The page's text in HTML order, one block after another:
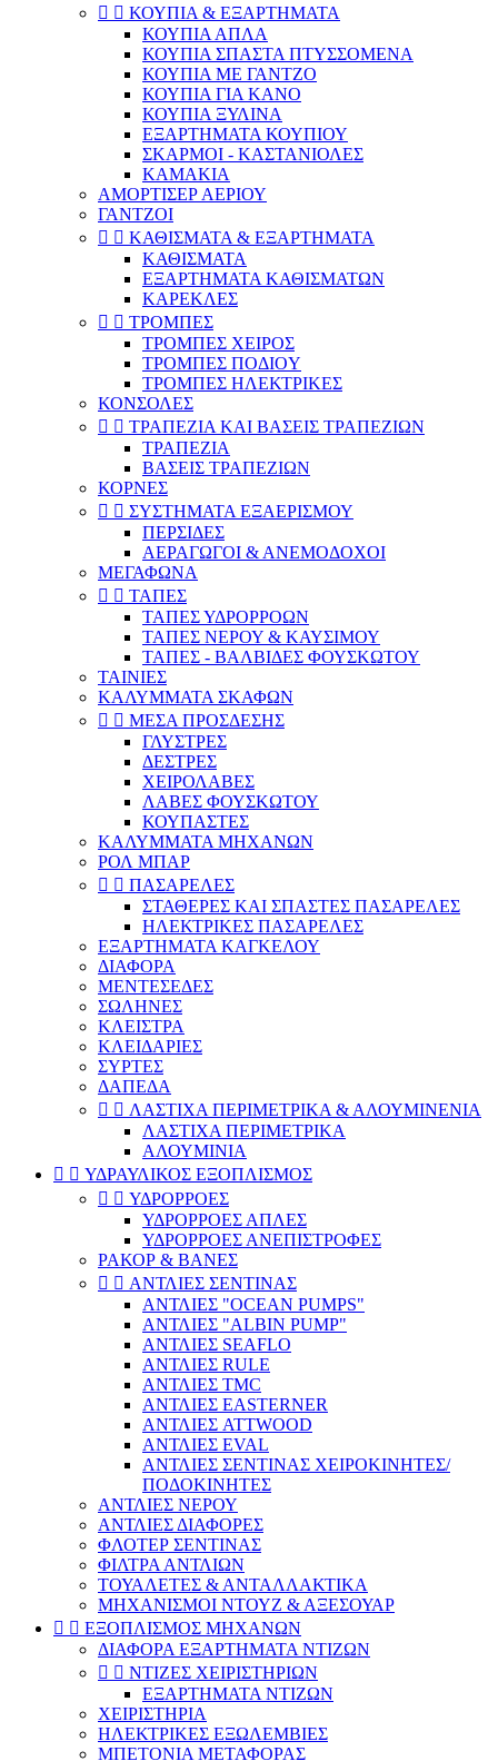
  ΚΟΥΠΙΑ & ΕΞΑΡΤΗΜΑΤΑ
ΚΟΥΠΙΑ ΑΠΛΑ
ΚΟΥΠΙΑ ΣΠΑΣΤΑ ΠΤΥΣΣΟΜΕΝΑ
ΚΟΥΠΙΑ ΜΕ ΓΑΝΤΖΟ
ΚΟΥΠΙΑ ΓΙΑ ΚΑΝΟ
ΚΟΥΠΙΑ ΞΥΛΙΝΑ
ΕΞΑΡΤΗΜΑΤΑ ΚΟΥΠΙΟΥ
ΣΚΑΡΜΟΙ - ΚΑΣΤΑΝΙΟΛΕΣ
ΚΑΜΑΚΙΑ
ΑΜΟΡΤΙΣΕΡ ΑΕΡΙΟΥ
ΓΑΝΤΖΟΙ
  ΚΑΘΙΣΜΑΤΑ & ΕΞΑΡΤΗΜΑΤΑ
ΚΑΘΙΣΜΑΤΑ
ΕΞΑΡΤΗΜΑΤΑ ΚΑΘΙΣΜΑΤΩΝ
ΚΑΡΕΚΛΕΣ
  ΤΡΟΜΠΕΣ
ΤΡΟΜΠΕΣ ΧΕΙΡΟΣ
ΤΡΟΜΠΕΣ ΠΟΔIOY
ΤΡΟΜΠΕΣ ΗΛΕΚΤΡΙΚΕΣ
ΚΟΝΣΟΛΕΣ
  ΤΡΑΠΕΖΙΑ ΚΑΙ ΒΑΣΕΙΣ ΤΡΑΠΕΖΙΩΝ
ΤΡΑΠΕΖΙΑ
ΒΑΣΕΙΣ ΤΡΑΠΕΖΙΩΝ
ΚΟΡΝΕΣ
  ΣΥΣΤΗΜΑΤΑ ΕΞΑΕΡΙΣΜΟΥ
ΠΕΡΣΙΔΕΣ
ΑΕΡΑΓΩΓΟΙ & ΑΝΕΜΟΔΟΧΟΙ
ΜΕΓΑΦΩΝΑ
  ΤΑΠΕΣ
ΤΑΠΕΣ ΥΔΡΟΡΡΟΩΝ
ΤΑΠΕΣ ΝΕΡΟΥ & ΚΑΥΣΙΜΟΥ
ΤΑΠΕΣ - ΒΑΛΒΙΔΕΣ ΦΟΥΣΚΩΤΟΥ
ΤΑΙΝΙΕΣ
ΚΑΛΥΜΜΑΤΑ ΣΚΑΦΩΝ
  ΜΕΣΑ ΠΡΟΣΔΕΣΗΣ
ΓΛΥΣΤΡΕΣ
ΔΕΣΤΡΕΣ
ΧΕΙΡΟΛΑΒΕΣ
ΛΑΒΕΣ ΦΟΥΣΚΩΤΟΥ
ΚΟΥΠΑΣΤΕΣ
ΚΑΛΥΜΜΑΤΑ ΜΗΧΑΝΩΝ
ΡΟΛ ΜΠΑΡ
  ΠΑΣΑΡΕΛΕΣ
ΣΤΑΘΕΡΕΣ ΚΑΙ ΣΠΑΣΤΕΣ ΠΑΣΑΡΕΛΕΣ
ΗΛΕΚΤΡΙΚΕΣ ΠΑΣΑΡΕΛΕΣ
ΕΞΑΡΤΗΜΑΤΑ ΚΑΓΚΕΛΟΥ
ΔΙΑΦΟΡΑ
ΜΕΝΤΕΣΕΔΕΣ
ΣΩΛΗΝΕΣ
ΚΛΕΙΣΤΡΑ
ΚΛΕΙΔΑΡΙΕΣ
ΣΥΡΤΕΣ
ΔΑΠΕΔΑ
  ΛΑΣΤΙΧΑ ΠΕΡΙΜΕΤΡΙΚΑ & ΑΛΟΥΜΙΝΕΝΙΑ
ΛΑΣΤΙΧΑ ΠΕΡΙΜΕΤΡΙΚΑ
ΑΛΟΥΜΙΝΙΑ
  ΥΔΡΑΥΛΙΚΟΣ ΕΞΟΠΛΙΣΜΟΣ
  ΥΔΡΟΡΡΟΕΣ
ΥΔΡΟΡΡΟΕΣ ΑΠΛΕΣ
ΥΔΡΟΡΡΟΕΣ ΑΝΕΠΙΣΤΡΟΦΕΣ
ΡΑΚΟΡ & ΒΑΝΕΣ
  ΑΝΤΛΙΕΣ ΣΕΝΤΙΝΑΣ
ΑΝΤΛΙΕΣ "OCEAN PUMPS"
ΑΝΤΛΙΕΣ "ALBIN PUMP"
ΑΝΤΛΙΕΣ SEAFLO
ΑΝΤΛΙΕΣ RULE
ΑΝΤΛΙΕΣ TMC
ΑΝΤΛΙΕΣ EASTERNER
ΑΝΤΛΙΕΣ ATTWOOD
ΑΝΤΛΙΕΣ EVAL
ΑΝΤΛΙΕΣ ΣΕΝΤΙΝΑΣ ΧΕΙΡΟΚΙΝΗΤΕΣ/
ΠΟΔΟΚΙΝΗΤΕΣ
ΑΝΤΛΙΕΣ ΝΕΡΟΥ
ΑΝΤΛΙΕΣ ΔΙΑΦΟΡΕΣ
ΦΛΟΤΕΡ ΣΕΝΤΙΝΑΣ
ΦΙΛΤΡΑ ΑΝΤΛΙΩΝ
ΤΟΥΑΛΕΤΕΣ & ΑΝΤΑΛΛΑΚΤΙΚΑ
ΜΗΧΑΝΙΣΜΟΙ ΝΤΟΥΖ & ΑΞΕΣΟΥΑΡ
  ΕΞΟΠΛΙΣΜΟΣ ΜΗΧΑΝΩΝ
ΔΙΑΦΟΡΑ ΕΞΑΡΤΗΜΑΤΑ ΝΤΙΖΩΝ
  ΝΤΙΖΕΣ ΧΕΙΡΙΣΤΗΡΙΩΝ
ΕΞΑΡΤΗΜΑΤΑ ΝΤΙΖΩΝ
ΧΕΙΡΙΣΤΗΡΙΑ
ΗΛΕΚΤΡΙΚΕΣ ΕΞΩΛΕΜΒΙΕΣ
ΜΠΕΤΟΝΙΑ ΜΕΤΑΦΟΡΑΣ